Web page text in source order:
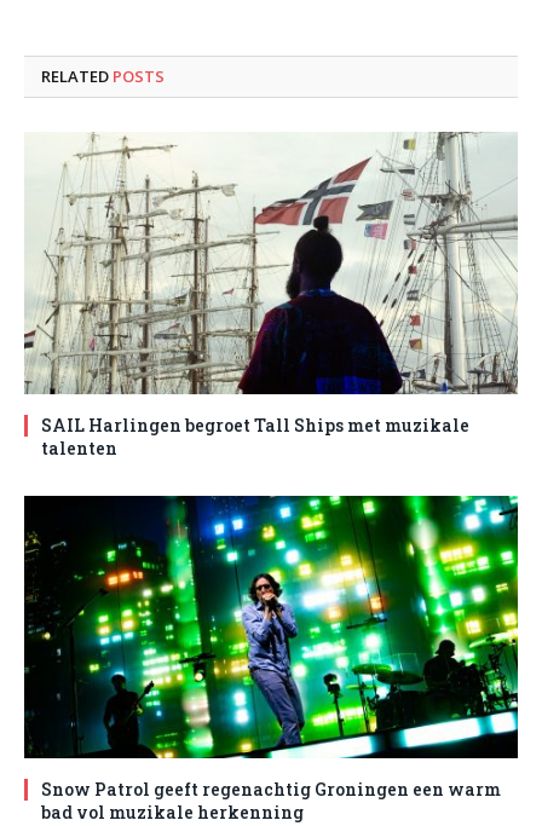
RELATED POSTS
SAIL Harlingen begroet Tall Ships met muzikale
talenten
Snow Patrol geeft regenachtig Groningen een warm
bad vol muzikale herkenning